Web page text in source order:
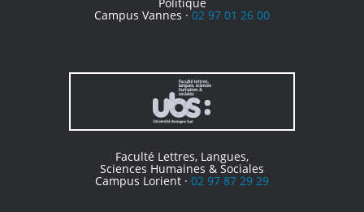
Campus Vannes ·02 97 01 26 00
Faculté Lettres, Langues,
Sciences Humaines & Sociales
Campus Lorient · 02 97 87 29 29